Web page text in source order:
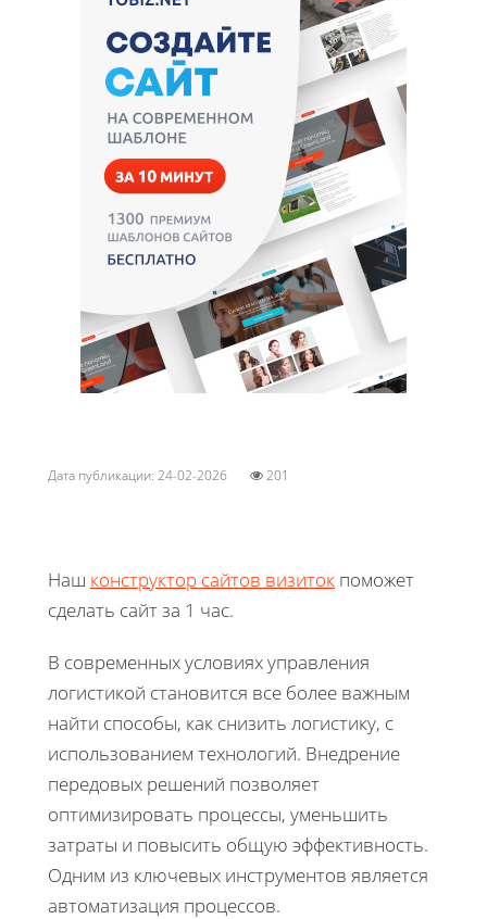
Дата публикации: 24-02-2026 201
Наш конструктор сайтов визиток поможет
сделать сайт за 1 час.
В современных условиях управления
логистикой становится все более важным
найти способы, как снизить логистику, с
использованием технологий. Внедрение
передовых решений позволяет
оптимизировать процессы, уменьшить
затраты и повысить общую эффективность.
Одним из ключевых инструментов является
автоматизация процессов.